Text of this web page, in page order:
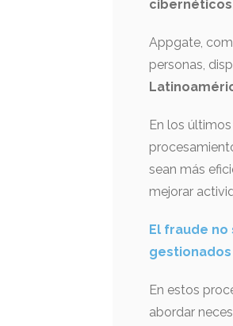
Appgate,
personas,
En los
sean más
mejorar
El fraude
gestionados
En estos
abordar